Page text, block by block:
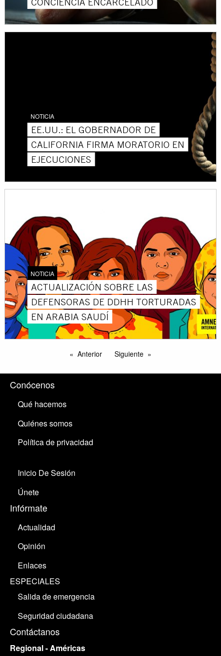
NOTICIA
EE.UU.: EL GOBERNADOR DE
CALIFORNIA FIRMA MORATORIO EN
EJECUCIONES
NOTICIA
ACTUALIZACIÓN SOBRE LAS
DEFENSORAS DE DDHH TORTURADAS
EN ARABIA SAUDÍ
Anterior Siguiente
Conócenos
Qué hacemos
Quiénes somos
Política de privacidad
Inicio De Sesión
Únete
Infórmate
Actualidad
Opinión
Enlaces
ESPECIALES
Salida de emergencia
Seguridad ciudadana
Contáctanos
Regional - Américas